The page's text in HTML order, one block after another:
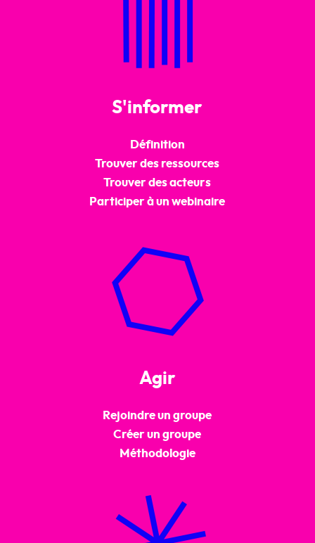
S'informer
Définition
Trouver des ressources
Trouver des acteurs
Participer à un webinaire
Agir
Rejoindre un groupe
Créer un groupe
Méthodologie